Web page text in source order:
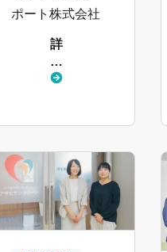
減を経て
にしたタレン
トマネジメン
ポート株式会社
詳
し
く